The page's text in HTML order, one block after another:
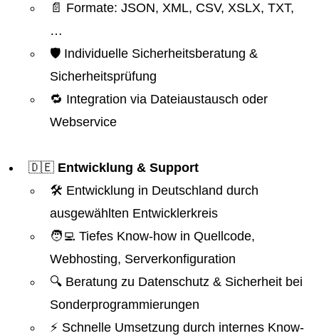
📄 Formate: JSON, XML, CSV, XSLX, TXT,
…
🛡️ Individuelle Sicherheitsberatung &
Sicherheitsprüfung
🔁 Integration via Dateiaustausch oder
Webservice
🇩🇪 Entwicklung & Support
🛠️ Entwicklung in Deutschland durch
ausgewählten Entwicklerkreis
🧑‍💻 Tiefes Know-how in Quellcode,
Webhosting, Serverkonfiguration
🔍 Beratung zu Datenschutz & Sicherheit bei
Sonderprogrammierungen
⚡ Schnelle Umsetzung durch internes Know-